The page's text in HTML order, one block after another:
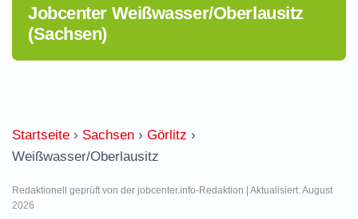
Jobcenter Weißwasser/Oberlausitz
(Sachsen)
Startseite › Sachsen › Görlitz ›
Weißwasser/Oberlausitz
Redaktionell geprüft von der jobcenter.info-Redaktion | Aktualisiert: August
2026